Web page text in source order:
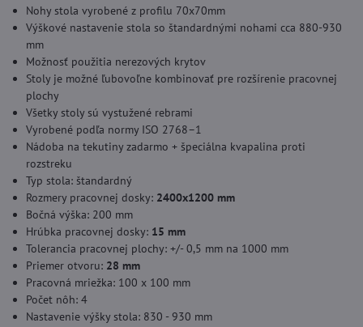
Nohy stola vyrobené z profilu 70x70mm
Výškové nastavenie stola so štandardnými nohami cca 880-930
mm
Možnosť použitia nerezových krytov
Stoly je možné ľubovoľne kombinovať pre rozšírenie pracovnej
plochy
Všetky stoly sú vystužené rebrami
Vyrobené podľa normy ISO 2768–1
Nádoba na tekutiny zadarmo + špeciálna kvapalina proti
rozstreku
Typ stola: štandardný
Rozmery pracovnej dosky: 2400x1200 mm
Bočná výška: 200 mm
Hrúbka pracovnej dosky: 15 mm
Tolerancia pracovnej plochy: +/- 0,5 mm na 1000 mm
Priemer otvoru: 28 mm
Pracovná mriežka: 100 x 100 mm
Počet nôh: 4
Nastavenie výšky stola: 830 - 930 mm